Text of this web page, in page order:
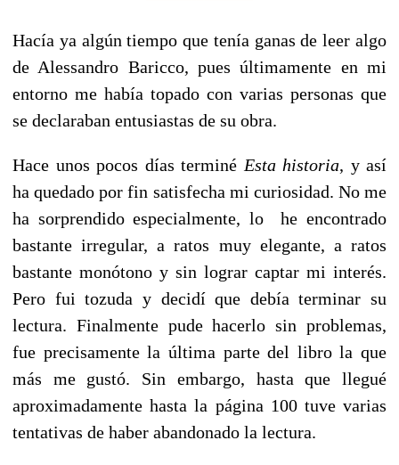
Hacía ya algún tiempo que tenía ganas de leer algo
de Alessandro Baricco, pues últimamente en mi
entorno me había topado con varias personas que
se declaraban entusiastas de su obra.
Hace unos pocos días terminé Esta historia, y así
ha quedado por fin satisfecha mi curiosidad. No me
ha sorprendido especialmente, lo he encontrado
bastante irregular, a ratos muy elegante, a ratos
bastante monótono y sin lograr captar mi interés.
Pero fui tozuda y decidí que debía terminar su
lectura. Finalmente pude hacerlo sin problemas,
fue precisamente la última parte del libro la que
más me gustó. Sin embargo, hasta que llegué
aproximadamente hasta la página 100 tuve varias
tentativas de haber abandonado la lectura.